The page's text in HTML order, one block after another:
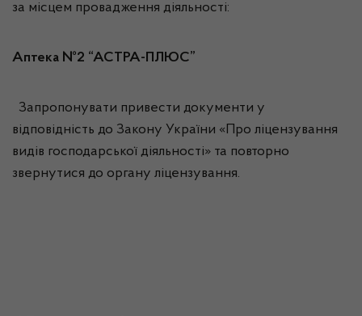
за місцем провадження діяльності:
Аптека №2 “АСТРА-ПЛЮС”
Запропонувати привести документи у
відповідність до Закону України «Про ліцензування
видів господарської діяльності» та повторно
звернутися до органу ліцензування.